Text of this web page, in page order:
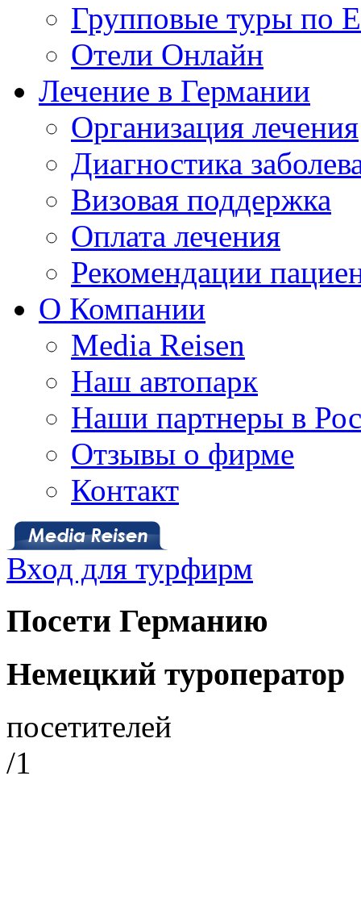
Групповые туры по
Отели Онлайн
Лечение в Германии
Организация лечения
Диагностика
Визовая поддержка
Оплата лечения
Рекомендации
О Компании
Media Reisen
Наш автопарк
Наши партнеры в
Отзывы о фирме
Контакт
Вход для турфирм
Посети Германию
Немецкий туроператор
посетителей
/1